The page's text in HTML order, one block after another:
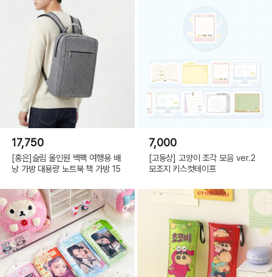
17,750
[홍은]슬림 올인원 백팩 여행용 배
낭 가방 대용량 노트북 책 가방 15
7,000
[고동상] 고양이 조각 모음 ver.2
모조지 키스컷테이프